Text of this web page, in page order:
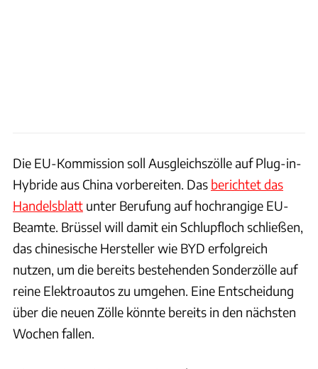
Die EU-Kommission soll Ausgleichszölle auf Plug-in-
Hybride aus China vorbereiten. Das berichtet das
Handelsblatt unter Berufung auf hochrangige EU-
Beamte. Brüssel will damit ein Schlupfloch schließen,
das chinesische Hersteller wie BYD erfolgreich
nutzen, um die bereits bestehenden Sonderzölle auf
reine Elektroautos zu umgehen. Eine Entscheidung
über die neuen Zölle könnte bereits in den nächsten
Wochen fallen.